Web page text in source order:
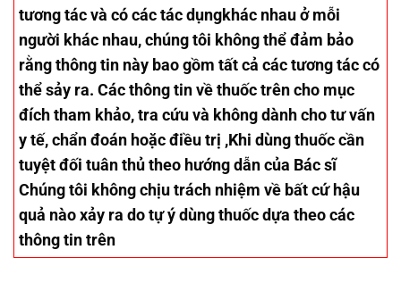
tương tác và có các tác dụngkhác nhau ở mỗi
người khác nhau, chúng tôi không thể đảm bảo
rằng thông tin này bao gồm tất cả các tương tác có
thể sảy ra. Các thông tin về thuốc trên cho mục
đích tham khảo, tra cứu và không dành cho tư vấn
y tế, chẩn đoán hoặc điều trị ,Khi dùng thuốc cần
tuyệt đối tuân thủ theo hướng dẫn của Bác sĩ
Chúng tôi không chịu trách nhiệm về bất cứ hậu
quả nào xảy ra do tự ý dùng thuốc dựa theo các
thông tin trên